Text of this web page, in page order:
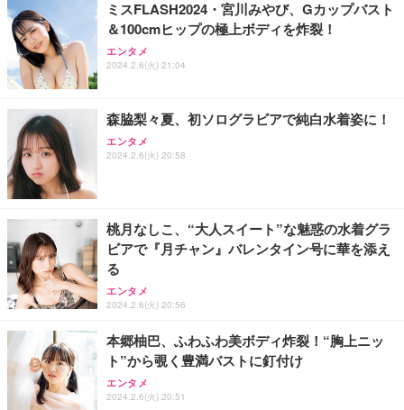
ミスFLASH2024・宮川みやび、Gカップバスト
＆100cmヒップの極上ボディを炸裂！
エンタメ
2024.2.6(火) 21:04
森脇梨々夏、初ソログラビアで純白水着姿に！
エンタメ
2024.2.6(火) 20:58
桃月なしこ、“大人スイート”な魅惑の水着グラ
ビアで『月チャン』バレンタイン号に華を添え
る
エンタメ
2024.2.6(火) 20:56
本郷柚巴、ふわふわ美ボディ炸裂！“胸上ニッ
ト”から覗く豊満バストに釘付け
エンタメ
2024.2.6(火) 20:51